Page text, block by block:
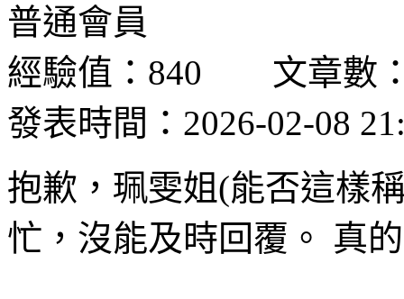
普通會員
經驗值：840 文章數
發表時間：2026-02-08
抱歉，珮雯姐(能否這樣
忙，沒能及時回覆。 真